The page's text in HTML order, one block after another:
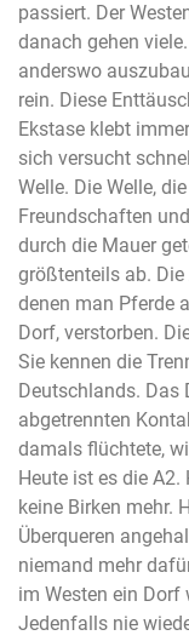
passiert. Der
danach gehen
anderswo
rein. Diese
Ekstase klebt
sich versucht
Welle. Die Welle,
Freundschaften
durch die Mauer
größtenteils ab.
denen man Pferde
Dorf, verstorben.
Sie kennen die
Deutschlands. Das
abgetrennten
damals flüchtete,
Heute ist es die
keine Birken mehr.
Überqueren
niemand mehr
im Westen ein Dorf
Jedenfalls nie